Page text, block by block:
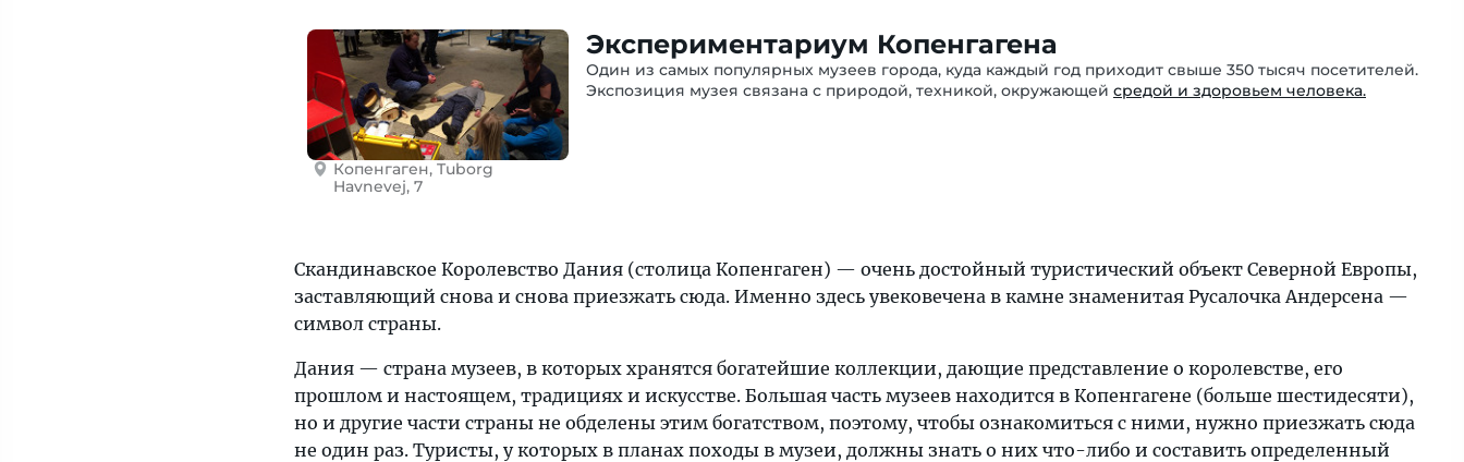
Копенгаген, Tuborg
Havnevej, 7
Экспериментариум Копенгагена
Один из самых популярных музеев города, куда каждый год приходит свыше 350 тысяч посетителей.
Экспозиция музея связана с природой, техникой, окружающей средой и здоровьем человека.
Скандинавское Королевство Дания (столица Копенгаген) — очень достойный туристический объект Северной Европы,
заставляющий снова и снова приезжать сюда. Именно здесь увековечена в камне знаменитая Русалочка Андерсена —
символ страны.
Дания — страна музеев, в которых хранятся богатейшие коллекции, дающие представление о королевстве, его
прошлом и настоящем, традициях и искусстве. Большая часть музеев находится в Копенгагене (больше шестидесяти),
но и другие части страны не обделены этим богатством, поэтому, чтобы ознакомиться с ними, нужно приезжать сюда
не один раз. Туристы, у которых в планах походы в музеи, должны знать о них что-либо и составить определенный